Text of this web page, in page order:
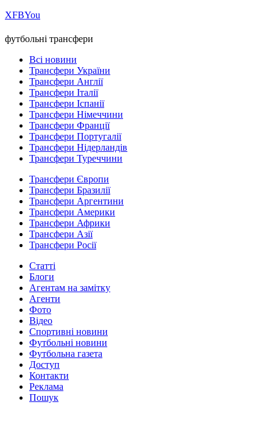
ХFBYou
футбольні трансфери
Всі новини
Трансфери України
Трансфери Англії
Трансфери Італії
Трансфери Іспанії
Трансфери Німеччини
Трансфери Франції
Трансфери Португалії
Трансфери Нідерландів
Трансфери Туреччини
Трансфери Європи
Трансфери Бразилії
Трансфери Аргентини
Трансфери Америки
Трансфери Африки
Трансфери Азії
Трансфери Росії
Статті
Блоги
Агентам на замітку
Агенти
Фото
Відео
Спортивні новини
Футбольні новини
Футбольна газета
Доступ
Контакти
Реклама
Пошук